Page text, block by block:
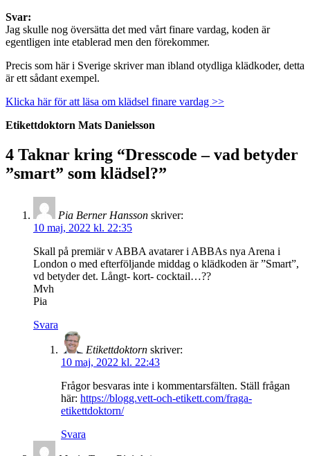
Svar:
Jag skulle nog översätta det med vårt finare vardag, koden är
egentligen inte etablerad men den förekommer.
Precis som här i Sverige skriver man ibland otydliga klädkoder, detta
är ett sådant exempel.
Klicka här för att läsa om klädsel finare vardag >>
Etikettdoktorn Mats Danielsson
4 Taknar kring “Dresscode – vad betyder
”smart” som klädsel?”
Pia Berner Hansson skriver:
10 maj, 2022 kl. 22:35
Skall på premiär v ABBA avatarer i ABBAs nya Arena i
London o med efterföljande middag o klädkoden är ”Smart”,
vd betyder det. Långt- kort- cocktail…??
Mvh
Pia
Svara
Etikettdoktorn skriver:
10 maj, 2022 kl. 22:43
Frågor besvaras inte i kommentarsfälten. Ställ frågan
här: https://blogg.vett-och-etikett.com/fraga-
etikettdoktorn/
Svara